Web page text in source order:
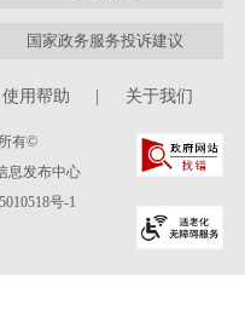
国家政务服务投诉建议
使用帮助 | 关于我们
有©
息发布中心
号-1